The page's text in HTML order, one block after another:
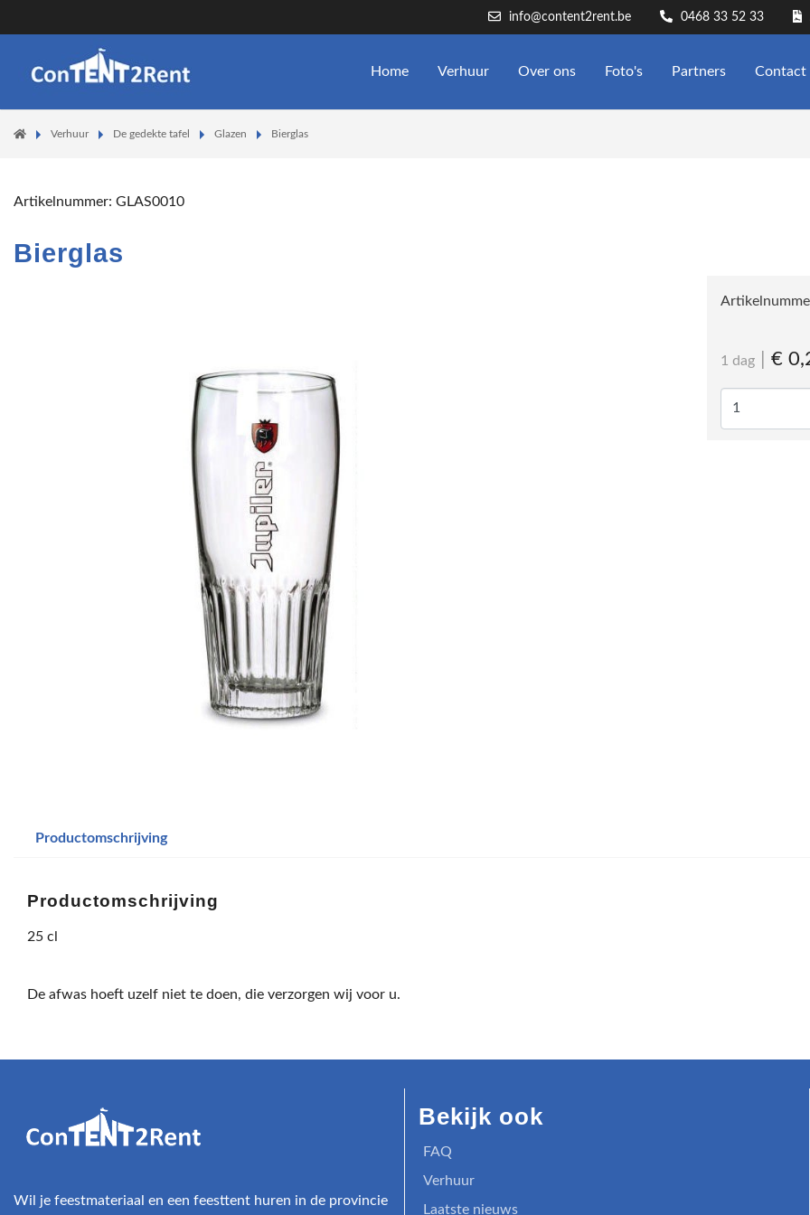
info@content2rent.be 0468 33 52 33
Home Verhuur Over ons Foto's Partners Contact
Verhuur De gedekte tafel Glazen Bierglas
Artikelnummer: GLAS0010
Bierglas
1 dag €
Productomschrijving
Productomschrijving
25 cl
De afwas hoeft uzelf niet te doen, die verzorgen wij voor u.
Wil je feestmateriaal en een feesttent huren in de provincie
Bekijk ook
FAQ
Verhuur
Laatste nieuws